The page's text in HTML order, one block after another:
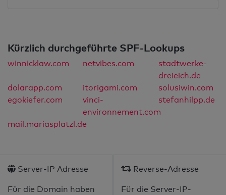
Kürzlich durchgeführte SPF-Lookups
winnicklaw.com netvibes.com
stadtwerke-
dreieich.de
dolarapp.com
itorigami.com
solusiwin.com
egokiefer.com
vinci-
environnement.com
stefanhilpp.de
mail.mariasplatzl.de
Server-IP Adresse
Für die Domain haben
Reverse-Adresse
Für die Server-IP-